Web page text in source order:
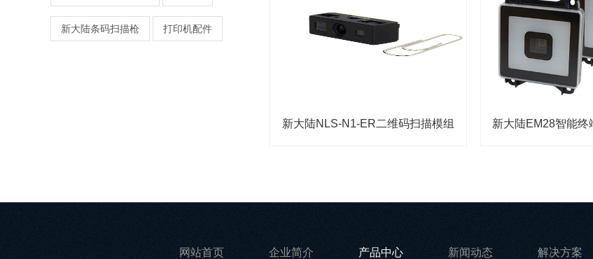
新大陆条码扫描枪 打印机配件
新大陆NLS-N1-ER二维码扫描模组
网站首页 企业简介 产品中心 新闻动态 解决方案